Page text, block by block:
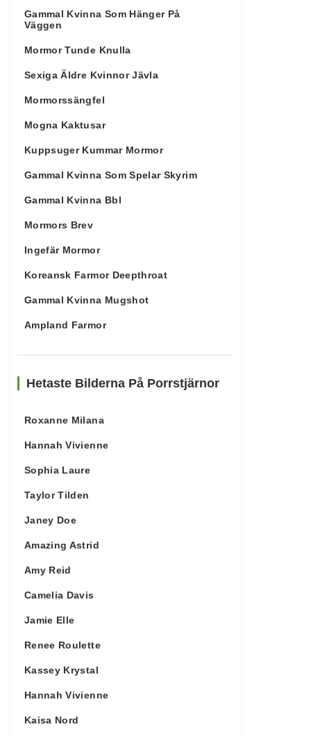
Gammal Kvinna Som Hänger På
Väggen
Mormor Tunde Knulla
Sexiga Äldre Kvinnor Jävla
Mormorssängfel
Mogna Kaktusar
Kuppsuger Kummar Mormor
Gammal Kvinna Som Spelar Skyrim
Gammal Kvinna Bbl
Mormors Brev
Ingefär Mormor
Koreansk Farmor Deepthroat
Gammal Kvinna Mugshot
Ampland Farmor
Hetaste Bilderna På Porrstjärnor
Roxanne Milana
Hannah Vivienne
Sophia Laure
Taylor Tilden
Janey Doe
Amazing Astrid
Amy Reid
Camelia Davis
Jamie Elle
Renee Roulette
Kassey Krystal
Hannah Vivienne
Kaisa Nord